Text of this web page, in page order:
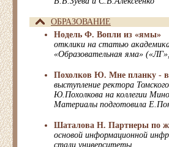
ОБРАЗОВАНИЕ
Нодель Ф. Вопли из «ямы»
отклики на статью
«Образовательная яма»
Похолков Ю. Мне планку -
выступление ректора
Ю.Похолкова на коллегии
Материалы подготовила
Шаталова Н. Партнеры по
основой информационной
стали университеты